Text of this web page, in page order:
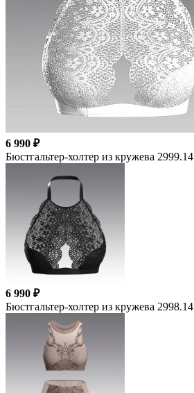
6 990 ₽
Бюстгальтер-холтер из кружева 2999.14
6 990 ₽
Бюстгальтер-холтер из кружева 2998.14